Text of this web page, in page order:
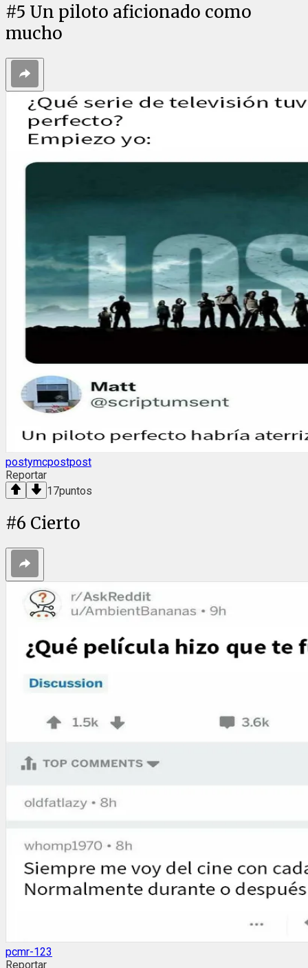
#5 Un piloto aficionado como
mucho
postymcpostpost
Reportar
17puntos
#6 Cierto
pcmr-123
Reportar